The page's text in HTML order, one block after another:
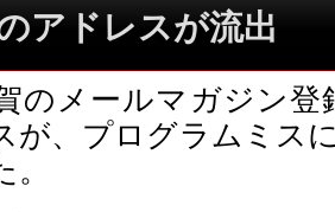
アドレスが流出
のメールマガジン登
が、プログラムミス